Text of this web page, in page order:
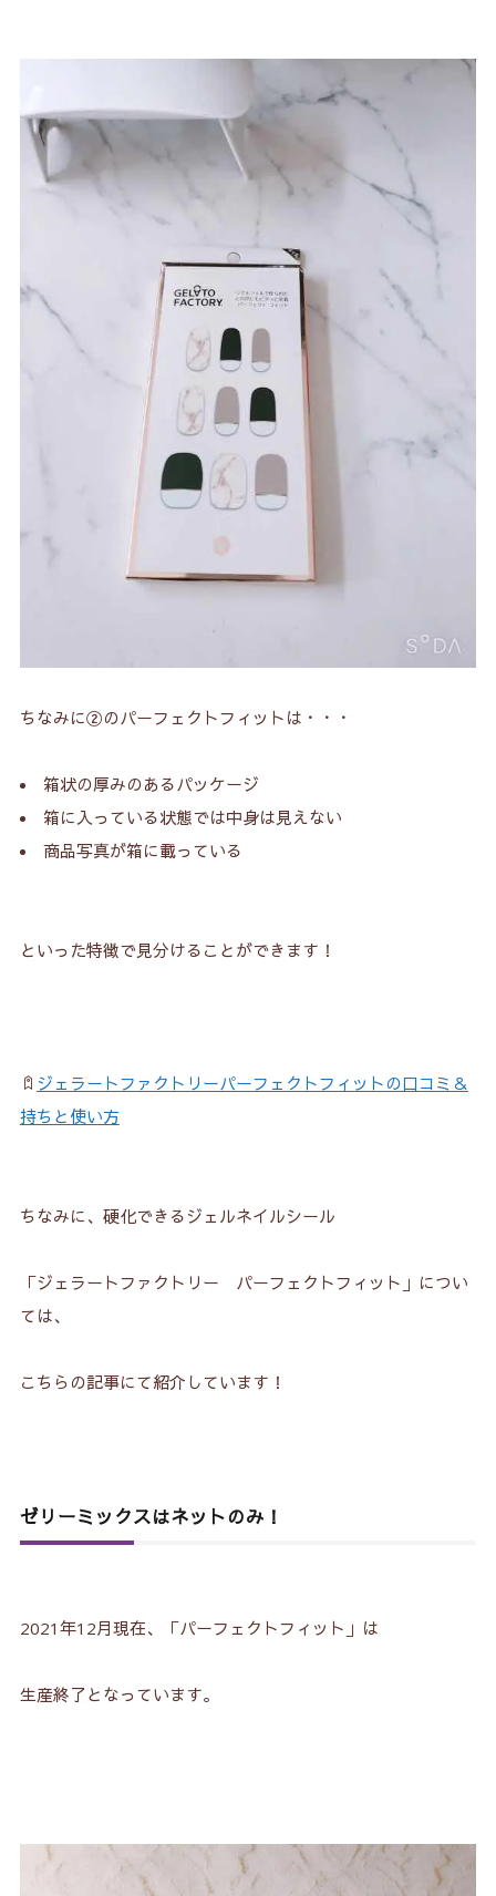
ちなみに②のパーフェクトフィットは・・・
箱状の厚みのあるパッケージ
箱に入っている状態では中身は見えない
商品写真が箱に載っている
といった特徴で見分けることができます！
ジェラートファクトリーパーフェクトフィットの口コミ＆
持ちと使い方
ちなみに、硬化できるジェルネイルシール
「ジェラートファクトリー パーフェクトフィット」につい
ては、
こちらの記事にて紹介しています！
ゼリーミックスはネットのみ！
2021年12月現在、「パーフェクトフィット」は
生産終了となっています。